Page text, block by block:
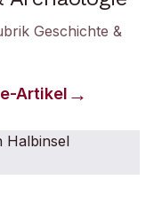
Geschichte &
-Artikel